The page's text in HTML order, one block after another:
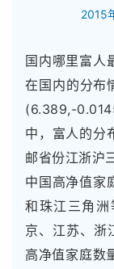
2015
国内哪里富人
在国内的分布
(6.389,-
中，富人的分
邮省份江浙沪
中国高净值家
和珠江三角
京、江苏、浙
高净值家庭数